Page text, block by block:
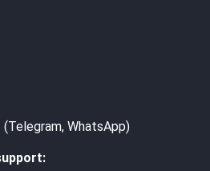
WhatsApp)